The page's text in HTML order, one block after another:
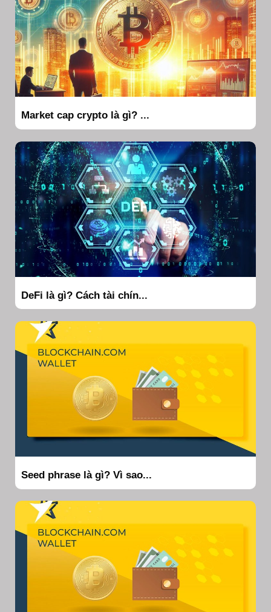
Market cap crypto là gì? ...
DeFi là gì? Cách tài chín...
Seed phrase là gì? Vì sao...